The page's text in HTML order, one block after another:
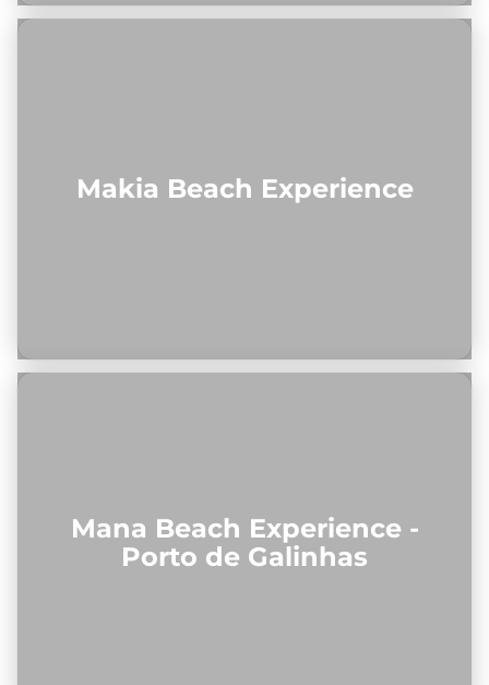
Makia Beach Experience
Mana Beach Experience -
Porto de Galinhas